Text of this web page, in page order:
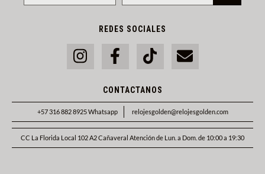
REDES SOCIALES
CONTACTANOS
+57 316 882 8925 Whatsapp relojesgolden@relojesgolden.com
CC La Florida Local 102 A2 Cañaveral Atención de Lun. a Dom. de 10:00 a 19:30